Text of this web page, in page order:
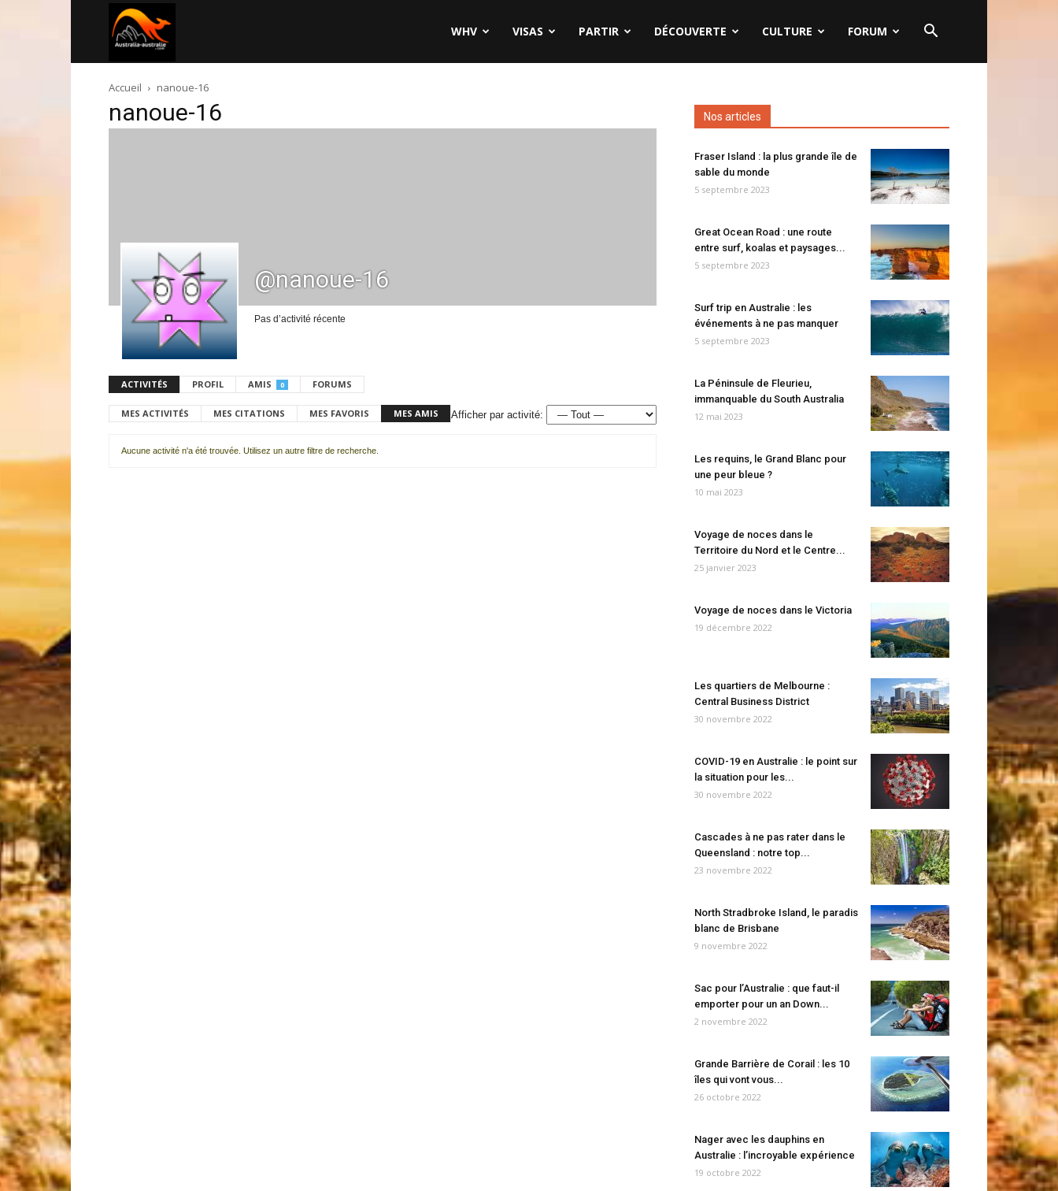
australie.com
WHV VISAS PARTIR DÉCOUVERTE CULTURE FORUM
Accueil nanoue-16
nanoue-16
@nanoue-16
Pas d’activité récente
ACTIVITÉS PROFIL AMIS 0 FORUMS
MES ACTIVITÉS MES CITATIONS MES FAVORIS MES AMIS Afficher par activité:
Aucune activité n'a été trouvée. Utilisez un autre filtre de recherche.
Nos articles
Fraser Island : la plus grande île de
sable du monde
5 septembre 2023
Great Ocean Road : une route
entre surf, koalas et paysages...
5 septembre 2023
Surf trip en Australie : les
événements à ne pas manquer
5 septembre 2023
La Péninsule de Fleurieu,
immanquable du South Australia
12 mai 2023
Les requins, le Grand Blanc pour
une peur bleue ?
10 mai 2023
Voyage de noces dans le
Territoire du Nord et le Centre...
25 janvier 2023
Voyage de noces dans le Victoria
19 décembre 2022
Les quartiers de Melbourne :
Central Business District
30 novembre 2022
COVID-19 en Australie : le point sur
la situation pour les...
30 novembre 2022
Cascades à ne pas rater dans le
Queensland : notre top...
23 novembre 2022
North Stradbroke Island, le paradis
blanc de Brisbane
9 novembre 2022
Sac pour l’Australie : que faut-il
emporter pour un an Down...
2 novembre 2022
Grande Barrière de Corail : les 10
îles qui vont vous...
26 octobre 2022
Nager avec les dauphins en
Australie : l’incroyable expérience
19 octobre 2022